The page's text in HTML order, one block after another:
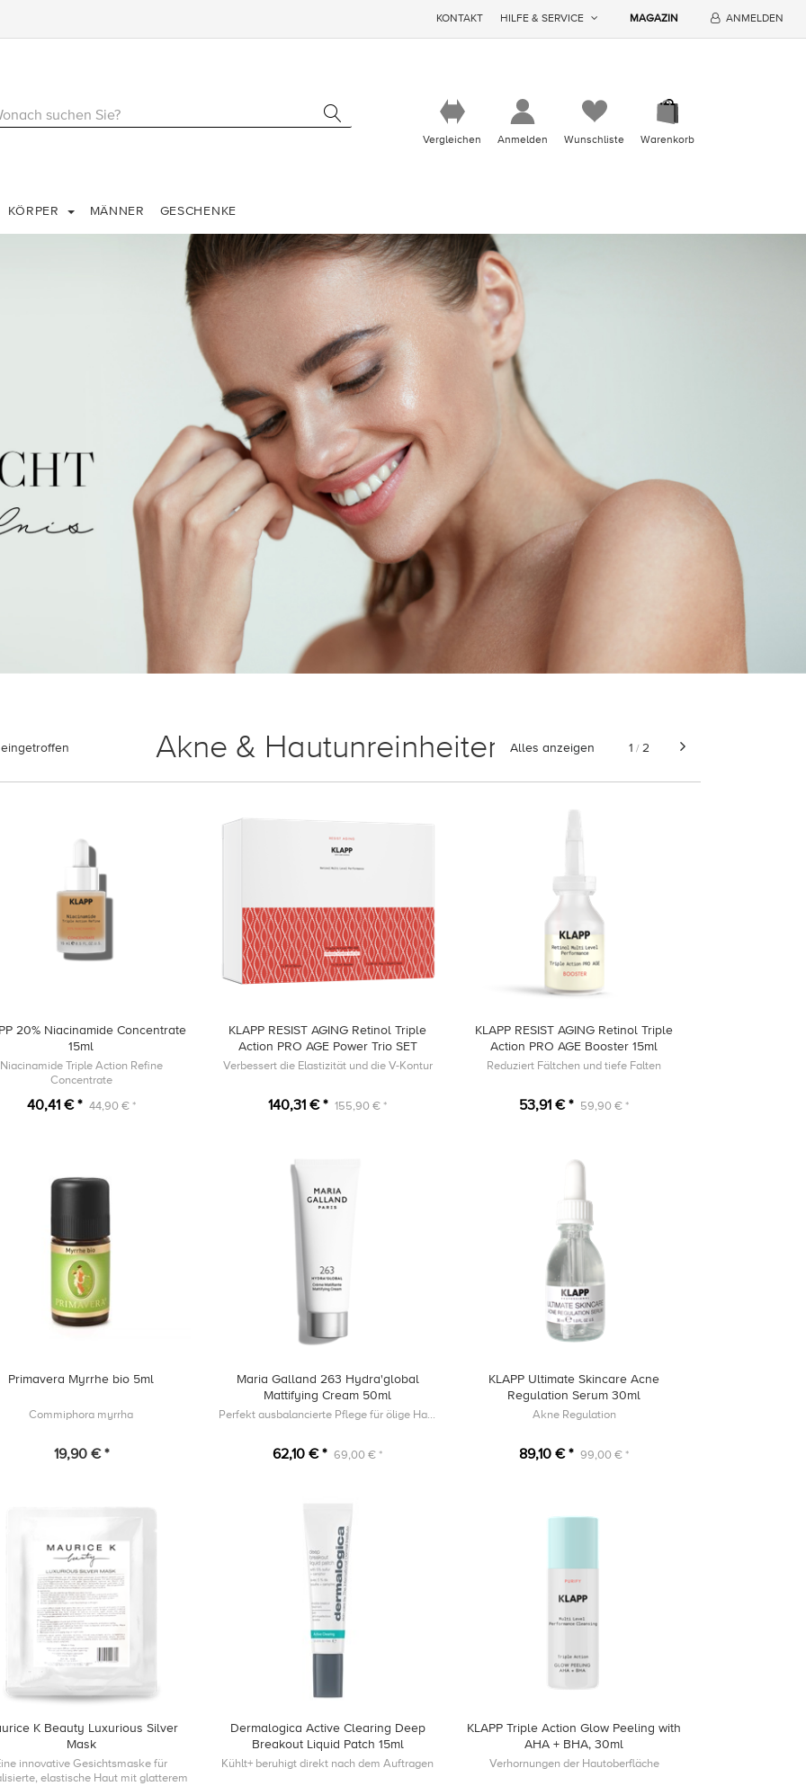
KONTAKT HILFE & SERVICE MAGAZIN ANMELDEN
Vergleichen Anmelden Wunschliste Warenkorb
KÖRPER MÄNNER GESCHENKE
Akne & Hautunreinheiten Alles anzeigen 1 / 2
20% Niacinamide Concentrate
15ml
Niacinamide Triple Action Refine
Concentrate
40,41 € * 44,90 € *
KLAPP RESIST AGING Retinol Triple
Action PRO AGE Power Trio SET
Verbessert die Elastizität und die V-Kontur
140,31 € * 155,90 € *
KLAPP RESIST AGING Retinol Triple
Action PRO AGE Booster 15ml
Reduziert Fältchen und tiefe Falten
53,91 € * 59,90 € *
Primavera Myrrhe bio 5ml
Commiphora myrrha
19,90 € *
Maria Galland 263 Hydra'global
Mattifying Cream 50ml
Perfekt ausbalancierte Pflege für ölige Haut
62,10 € * 69,00 € *
KLAPP Ultimate Skincare Acne
Regulation Serum 30ml
Akne Regulation
89,10 € * 99,00 € *
K Beauty Luxurious Silver
Mask
innovative Gesichtsmaske für
elastische Haut mit glatterem
Dermalogica Active Clearing Deep
Breakout Liquid Patch 15ml
Kühlt+ beruhigt direkt nach dem Auftragen
KLAPP Triple Action Glow Peeling with
AHA + BHA, 30ml
Verhornungen der Hautoberfläche